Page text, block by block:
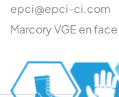
epci@epci-ci.com
Marcory VGE en